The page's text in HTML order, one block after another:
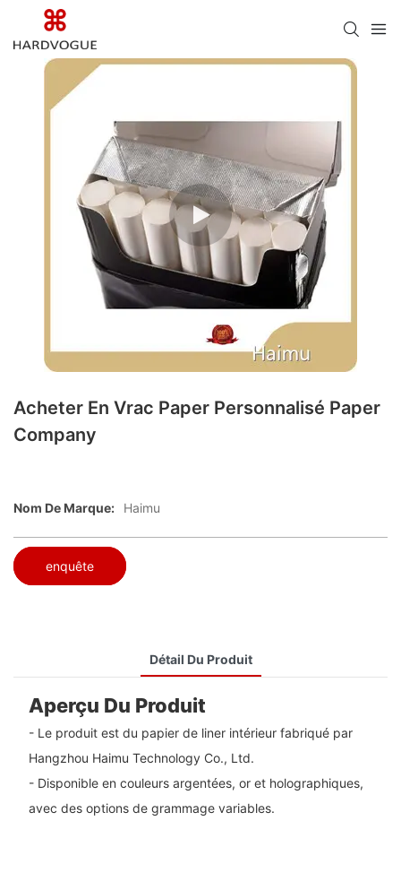
Acheter En Vrac Paper Personnalisé Paper
Company
Nom De Marque: Haimu
enquête
Détail Du Produit
Aperçu Du Produit
- Le produit est du papier de liner intérieur fabriqué par
Hangzhou Haimu Technology Co., Ltd.
- Disponible en couleurs argentées, or et holographiques,
avec des options de grammage variables.